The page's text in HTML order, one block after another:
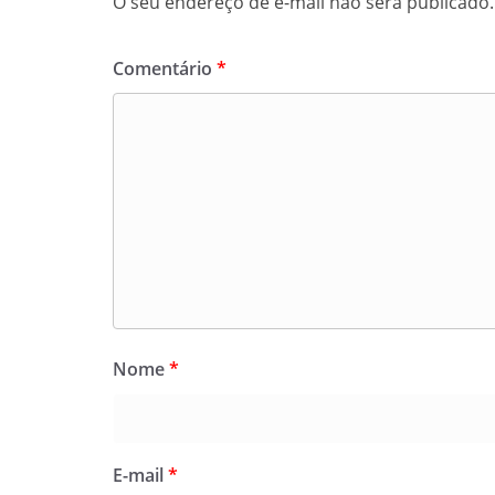
Comentário *
Nome*
E-mail*